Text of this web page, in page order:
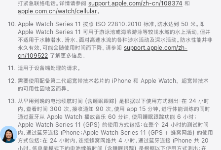
打紧急联络电话。详情请参阅 support.apple.com/zh-cn/108374 (在
口
中
打
开)
和
apple.com.cn/watch/cellular。
脚
10.
Apple Watch Series 11 按照 ISO 22810:2010 标准，防水达到 50 米。即
Apple Watch Series 11 可用于游泳池或海滨游泳等较浅水域的水上活动，但并
不适用于水肺潜水、滑水、面对高速水流的各种涉水活动及深水活动。防水性能并非
永久有效，可能会随使用时间而下降。请参阅 support.apple.com/zh-
cn/109522 了解更多信息。
脚
11. 适用于设备端处理的请求。
脚
12. 需要使用配备第二代超宽带技术芯片的 iPhone 和 Apple Watch。 超宽带技术
的可用性因地区而异。
脚
13. 从早用到晚的电池续航时间 (含睡眠跟踪) 是根据以下使用方式测出：在 24 小时
内，查看时间 300 次，接收通知 90 次，使用 app 15 分钟，进行体能训练的同时
通过蓝牙从 Apple Watch 播放音乐 60 分钟，使用睡眠跟踪功能 6 小时；
Apple Watch Series 11 (GPS) 的使用方式包括：在整个 24 小时的测试时间
内，通过蓝牙连接 iPhone；Apple Watch Series 11 (GPS + 蜂窝网络) 的使用
方式包括：在 24 小时内，连接蜂窝网络共 4 小时，通过蓝牙连接 iPhone 共 20
小时。低电量模式下的电池续航时间 (含睡眠跟踪) 是根据以下使用方式测出：在